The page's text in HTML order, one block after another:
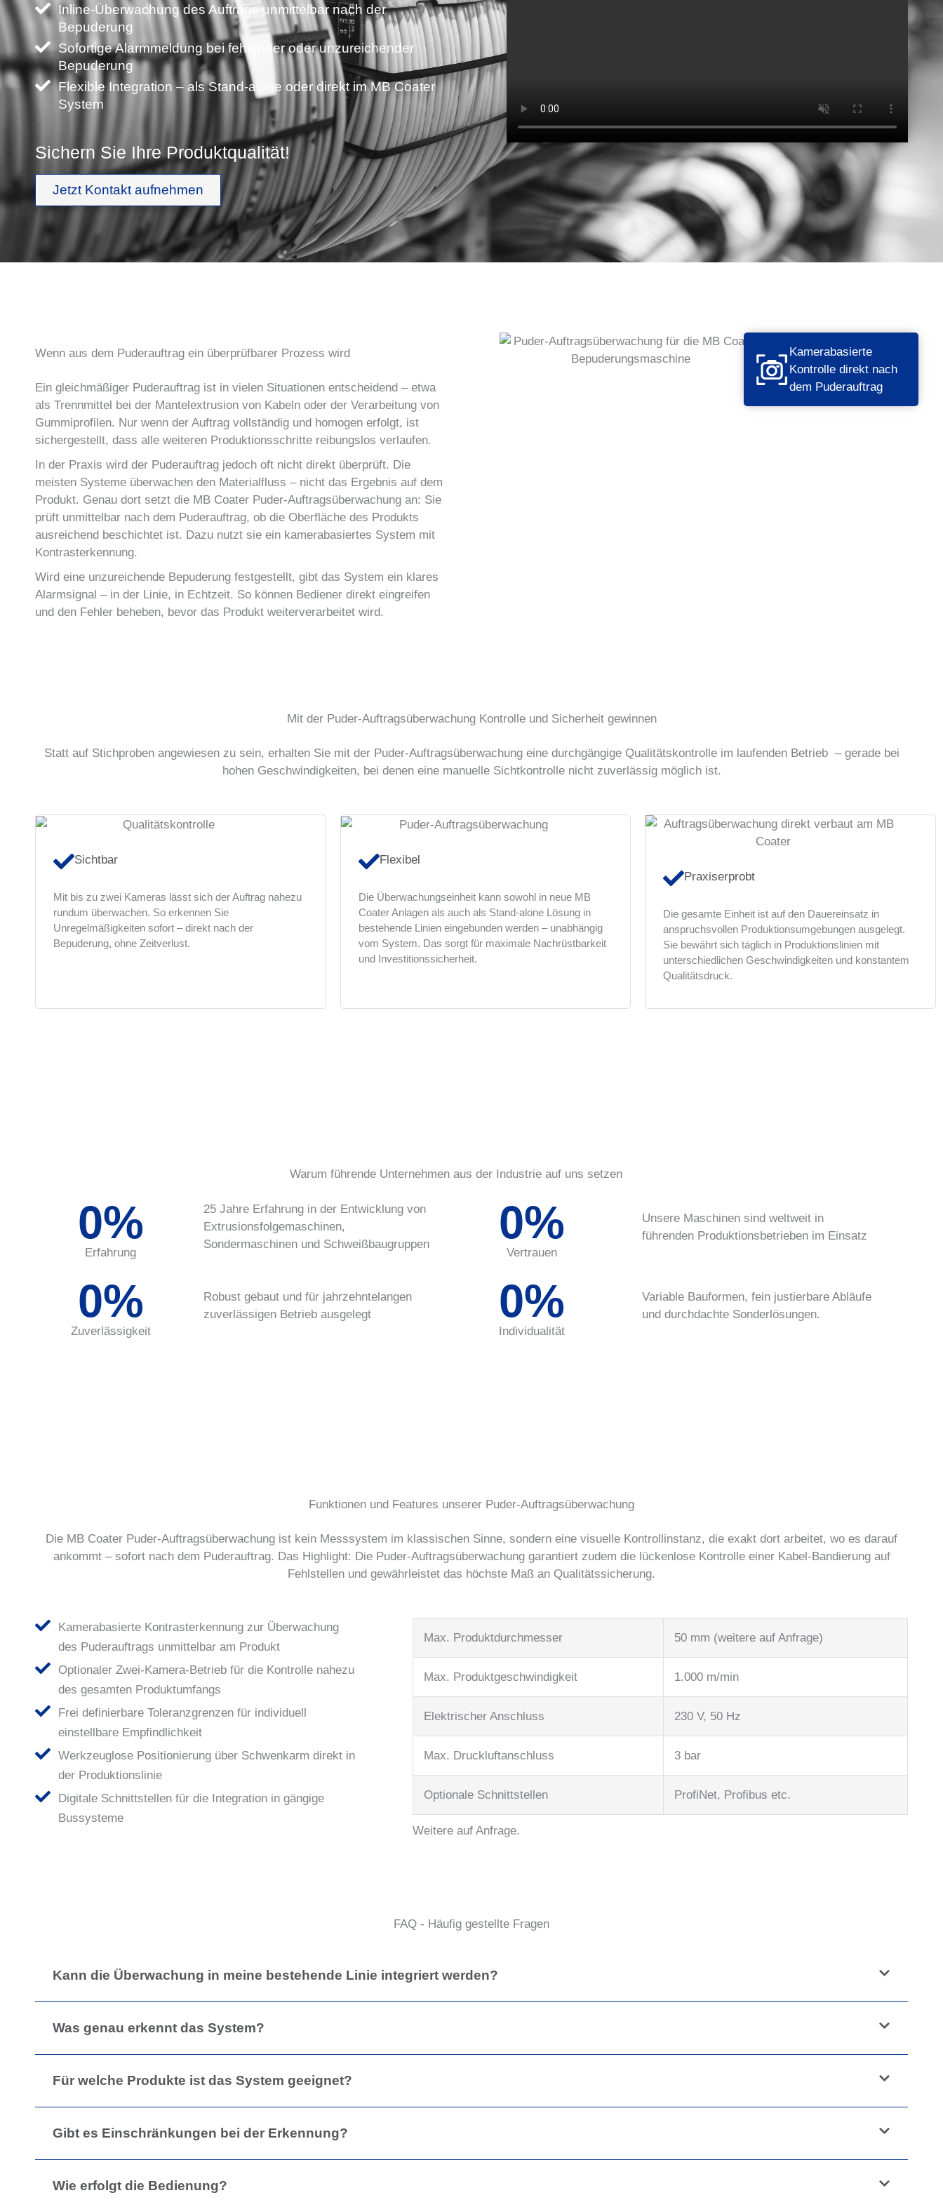
Inline-Überwachung des Auftrags unmittelbar nach der
Bepuderung
Sofortige Alarmmeldung bei fehlender oder unzureichender
Bepuderung
Flexible Integration – als Stand-alone oder direkt im MB Coater
System
Sichern Sie Ihre Produktqualität!
Jetzt Kontakt aufnehmen
Wenn aus dem Puderauftrag ein überprüfbarer Prozess wird
Ein gleichmäßiger Puderauftrag ist in vielen Situationen entscheidend – etwa
als Trennmittel bei der Mantelextrusion von Kabeln oder der Verarbeitung von
Gummiprofilen. Nur wenn der Auftrag vollständig und homogen erfolgt, ist
sichergestellt, dass alle weiteren Produktionsschritte reibungslos verlaufen.
In der Praxis wird der Puderauftrag jedoch oft nicht direkt überprüft. Die
meisten Systeme überwachen den Materialfluss – nicht das Ergebnis auf dem
Produkt. Genau dort setzt die MB Coater Puder-Auftragsüberwachung an: Sie
prüft unmittelbar nach dem Puderauftrag, ob die Oberfläche des Produkts
ausreichend beschichtet ist. Dazu nutzt sie ein kamerabasiertes System mit
Kontrasterkennung.
Wird eine unzureichende Bepuderung festgestellt, gibt das System ein klares
Alarmsignal – in der Linie, in Echtzeit. So können Bediener direkt eingreifen
und den Fehler beheben, bevor das Produkt weiterverarbeitet wird.
Kamerabasierte
Kontrolle direkt nach
dem Puderauftrag
Mit der Puder-Auftragsüberwachung Kontrolle und Sicherheit gewinnen
Statt auf Stichproben angewiesen zu sein, erhalten Sie mit der Puder-Auftragsüberwachung eine durchgängige Qualitätskontrolle im laufenden Betrieb – gerade bei
hohen Geschwindigkeiten, bei denen eine manuelle Sichtkontrolle nicht zuverlässig möglich ist.
Sichtbar
Mit bis zu zwei Kameras lässt sich der Auftrag nahezu
rundum überwachen. So erkennen Sie
Unregelmäßigkeiten sofort – direkt nach der
Bepuderung, ohne Zeitverlust.
Flexibel
Die Überwachungseinheit kann sowohl in neue MB
Coater Anlagen als auch als Stand-alone Lösung in
bestehende Linien eingebunden werden – unabhängig
vom System. Das sorgt für maximale Nachrüstbarkeit
und Investitionssicherheit.
Praxiserprobt
Die gesamte Einheit ist auf den Dauereinsatz in
anspruchsvollen Produktionsumgebungen ausgelegt.
Sie bewährt sich täglich in Produktionslinien mit
unterschiedlichen Geschwindigkeiten und konstantem
Qualitätsdruck.
Warum führende Unternehmen aus der Industrie auf uns setzen
0%
Erfahrung
25 Jahre Erfahrung in der Entwicklung von
Extrusionsfolgemaschinen,
Sondermaschinen und Schweißbaugruppen
0%
Vertrauen
Unsere Maschinen sind weltweit in
führenden Produktionsbetrieben im Einsatz
0%
Zuverlässigkeit
Robust gebaut und für jahrzehntelangen
zuverlässigen Betrieb ausgelegt
0%
Individualität
Variable Bauformen, fein justierbare Abläufe
und durchdachte Sonderlösungen.
Funktionen und Features unserer Puder-Auftragsüberwachung
Die MB Coater Puder-Auftragsüberwachung ist kein Messsystem im klassischen Sinne, sondern eine visuelle Kontrollinstanz, die exakt dort arbeitet, wo es darauf
ankommt – sofort nach dem Puderauftrag. Das Highlight: Die Puder-Auftragsüberwachung garantiert zudem die lückenlose Kontrolle einer Kabel-Bandierung auf
Fehlstellen und gewährleistet das höchste Maß an Qualitätssicherung.
Kamerabasierte Kontrasterkennung zur Überwachung
des Puderauftrags unmittelbar am Produkt
Optionaler Zwei-Kamera-Betrieb für die Kontrolle nahezu
des gesamten Produktumfangs
Frei definierbare Toleranzgrenzen für individuell
einstellbare Empfindlichkeit
Werkzeuglose Positionierung über Schwenkarm direkt in
der Produktionslinie
Digitale Schnittstellen für die Integration in gängige
Bussysteme
Max. Produkt­durchmesser 50 mm (weitere auf Anfrage)
Max. Produkt­geschwindigkeit 1.000 m/min
Elektrischer Anschluss 230 V, 50 Hz
Max. Druckluft­­anschluss 3 bar
Optionale Schnittstellen ProfiNet, Profibus etc.
Weitere auf Anfrage.
FAQ - Häufig gestellte Fragen
Kann die Überwachung in meine bestehende Linie integriert werden?
Was genau erkennt das System?
Für welche Produkte ist das System geeignet?
Gibt es Einschränkungen bei der Erkennung?
Wie erfolgt die Bedienung?